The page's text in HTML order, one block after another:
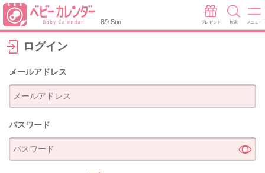
8/9 Sun プレゼント 検索 メニュー
ログイン
メールアドレス
パスワード